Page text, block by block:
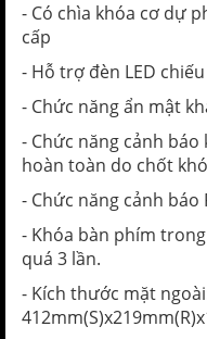
- Có chìa khóa cơ dự
cấp
- Hỗ trợ đèn LED
- Chức năng ẩn mật
- Chức năng cảnh báo
hoàn toàn do chốt
- Chức năng cảnh báo
- Khóa bàn phím
quá 3 lần.
- Kích thước mặt